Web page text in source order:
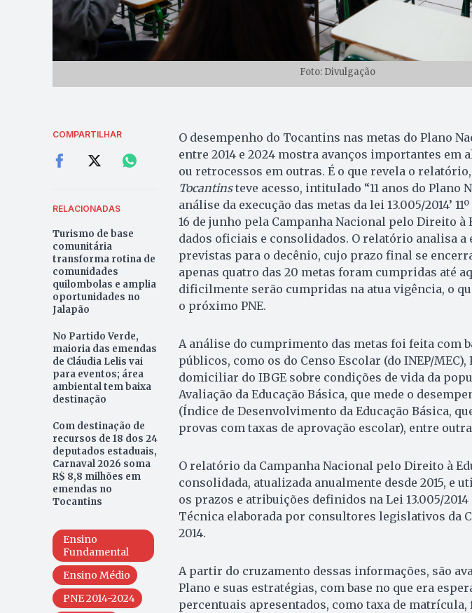
Foto: Divulgação
COMPARTILHAR
RELACIONADAS
Turismo de base
comunitária
transforma rotina de
comunidades
quilombolas e amplia
oportunidades no
Jalapão
No Partido Verde,
maioria das emendas
de Cláudia Lelis vai
para eventos; área
ambiental tem baixa
destinação
Com destinação de
recursos de 18 dos 24
deputados estaduais,
Carnaval 2026 soma
R$ 8,8 milhões em
emendas no
Tocantins
Ensino
Fundamental
Ensino Médio
PNE 2014-2024
O desempenho do Tocantins nas metas do Plano
entre 2014 e 2024 mostra avanços importantes em
ou retrocessos em outras. É o que revela o relatório,
Tocantinsteve acesso, intitulado “11 anos do Plano
análise da execução das metas da lei 13.005/2014’
16 de junho pela Campanha Nacional pelo Direito à
dados oficiais e consolidados. O relatório analisa a
previstas para o decênio, cujo prazo final se
apenas quatro das 20 metas foram cumpridas até
dificilmente serão cumpridas na atua vigência, o
o próximo PNE.
A análise do cumprimento das metas foi feita com
públicos, como os do Censo Escolar (do INEP/
domiciliar do IBGE sobre condições de vida da
Avaliação da Educação Básica, que mede o
(Índice de Desenvolvimento da Educação Básica,
provas com taxas de aprovação escolar), entre
O relatório da Campanha Nacional pelo Direito à
consolidada, atualizada anualmente desde 2015, e
os prazos e atribuições definidos na Lei 13.005/2014
Técnica elaborada por consultores legislativos da
2014.
A partir do cruzamento dessas informações, são
Plano e suas estratégias, com base no que era
percentuais apresentados, como taxa de matrícula,